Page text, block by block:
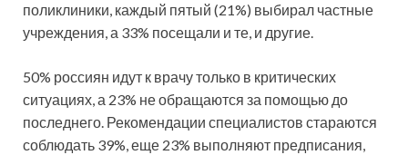
поликлиники, каждый пятый (21%) выбирал частные
учреждения, а 33% посещали и те, и другие.
50% россиян идут к врачу только в критических
ситуациях, а 23% не обращаются за помощью до
последнего. Рекомендации специалистов стараются
соблюдать 39%, еще 23% выполняют предписания,